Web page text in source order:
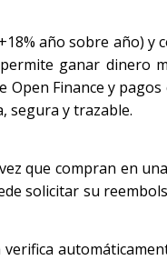
año sobre año)
ganar dinero
Finance y
segura y trazable.
que compran en
solicitar su